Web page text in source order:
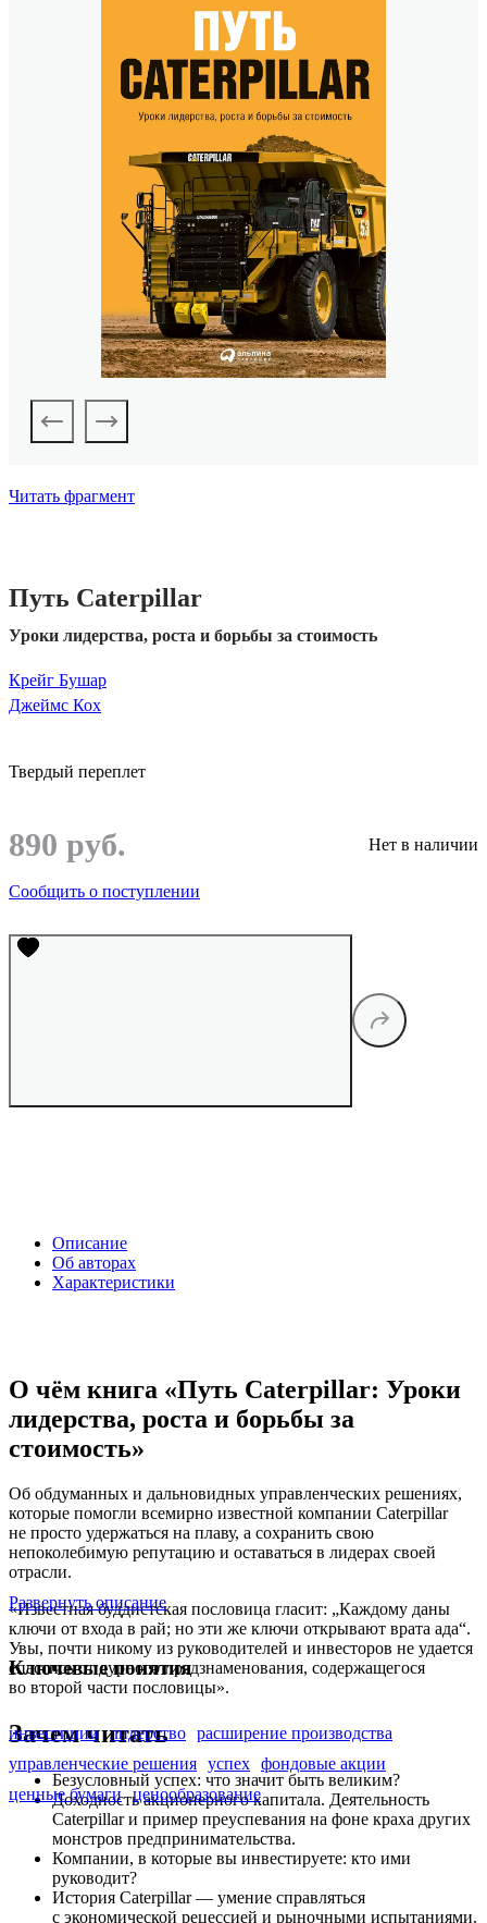
Читать фрагмент
Путь Caterpillar
Уроки лидерства, роста и борьбы за стоимость
Крейг Бушар
Джеймс Кох
Твердый переплет
890 руб. Нет в наличии
Сообщить о поступлении
Описание
Об авторах
Характеристики
О чём книга «Путь Caterpillar: Уроки
лидерства, роста и борьбы за
стоимость»
Об обдуманных и дальновидных управленческих решениях,
которые помогли всемирно известной компании Caterpillar
не просто удержаться на плаву, а сохранить свою
непоколебимую репутацию и оставаться в лидерах своей
отрасли.
«Известная буддистская пословица гласит: „Каждому даны
ключи от входа в рай; но эти же ключи открывают врата ада“.
Увы, почти никому из руководителей и инвесторов не удается
спастись от дурного предзнаменования, содержащегося
во второй части пословицы».
Зачем читать
Безусловный успех: что значит быть великим?
Доходность акционерного капитала. Деятельность
Caterpillar и пример преуспевания на фоне краха других
монстров предпринимательства.
Компании, в которые вы инвестируете: кто ими
руководит?
История Caterpillar — умение справляться
с экономической рецессией и рыночными испытаниями.
Развернуть описание
Ключевые понятия
инвестиции лидерство расширение производства
управленческие решения успех фондовые акции
ценные бумаги ценообразование